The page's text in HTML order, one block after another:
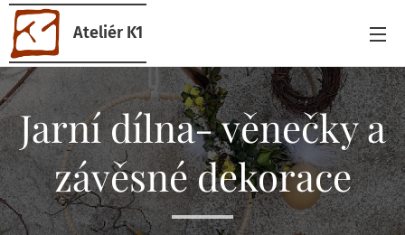
Ateliér K1
Jarní dílna- věnečky a
závěsné dekorace